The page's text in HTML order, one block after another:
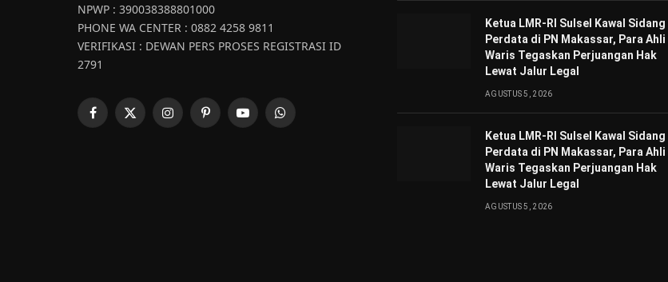
NPWP : 390038388801000
PHONE WA CENTER : 0882 4258 9811
VERIFIKASI : DEWAN PERS PROSES REGISTRASI ID
2791
Facebook
X
InstagramPinterestYouTubeWhatsApp
Ketua LMR-RI Sulsel Kawal Sidang
Perdata di PN Makassar, Para Ahli
Waris Tegaskan Perjuangan Hak
Lewat Jalur Legal
AGUSTUS 5, 2026
Ketua LMR-RI Sulsel Kawal Sidang
Perdata di PN Makassar, Para Ahli
Waris Tegaskan Perjuangan Hak
Lewat Jalur Legal
AGUSTUS 5, 2026